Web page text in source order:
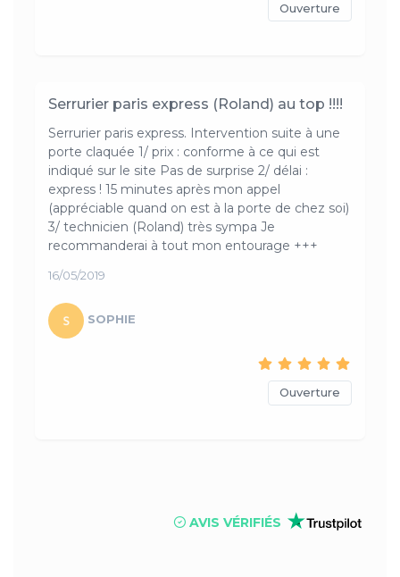
Ouverture
Serrurier paris express (Roland) au top !!!!
Serrurier paris express. Intervention suite à une
porte claquée 1/ prix : conforme à ce qui est
indiqué sur le site Pas de surprise 2/ délai :
express ! 15 minutes après mon appel
(appréciable quand on est à la porte de chez soi)
3/ technicien (Roland) très sympa Je
recommanderai à tout mon entourage +++
16/05/2019
SOPHIE
Ouverture
AVIS VÉRIFIÉS